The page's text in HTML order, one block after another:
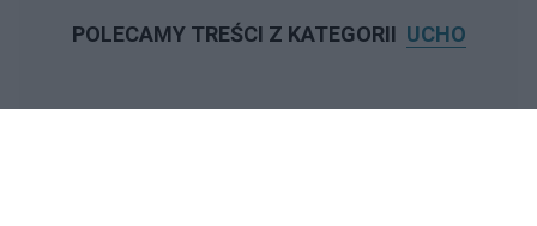
POLECAMY TREŚCI Z KATEGORII UCHO